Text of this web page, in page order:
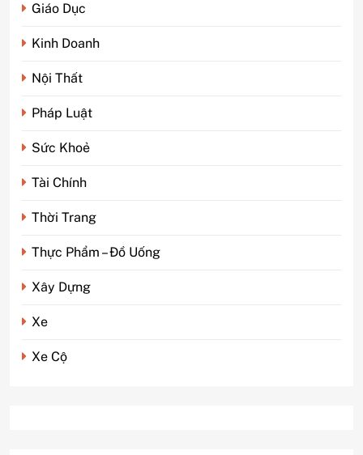
Giáo Dục
Kinh Doanh
Nội Thất
Pháp Luật
Sức Khoẻ
Tài Chính
Thời Trang
Thực Phẩm – Đồ Uống
Xây Dựng
Xe
Xe Cộ
5